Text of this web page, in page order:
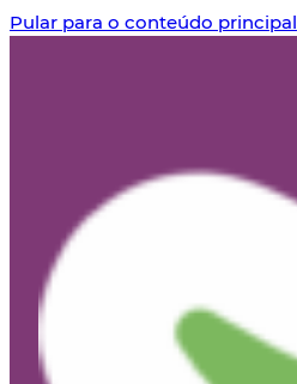
Pular para o conteúdo principal